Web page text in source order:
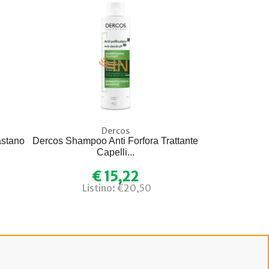
Dercos
Dercos Shampoo Anti Forfora Trattante
Capelli...
€ 15,22
Listino: €20,50